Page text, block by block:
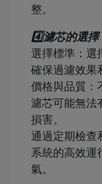
整。
4️⃣濾芯的選擇
選擇標準：選
確保過濾效果
價格與品質：
濾芯可能無法
損害。
通過定期檢查
系統的高效運
氣。